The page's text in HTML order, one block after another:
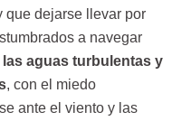
que dejarse llevar por
a navegar
aguas turbulentas y
, con el miedo
ante el viento y las